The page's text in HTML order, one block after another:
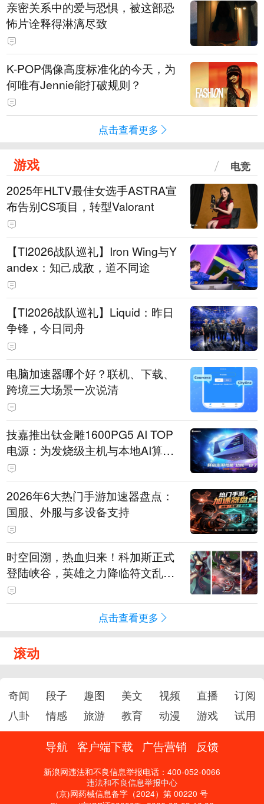
亲密关系中的爱与恐惧，被这部恐
怖片诠释得淋漓尽致
K-POP偶像高度标准化的今天，为
何唯有Jennie能打破规则？
点击查看更多
游戏 电竞
2025年HLTV最佳女选手ASTRA宣
布告别CS项目，转型Valorant
【TI2026战队巡礼】Iron Wing与Y
andex：知己成敌，道不同途
【TI2026战队巡礼】Liquid：昨日
争锋，今日同舟
电脑加速器哪个好？联机、下载、
跨境三大场景一次说清
技嘉推出钛金雕1600PG5 AI TOP
电源：为发烧级主机与本地AI算力
打造旗舰供电方案
2026年6大热门手游加速器盘点：
国服、外服与多设备支持
时空回溯，热血归来！科加斯正式
登陆峡谷，英雄之力降临符文乱
斗！
点击查看更多
滚动
奇闻 段子 趣图 美文 视频 直播
订阅
八卦
情感 旅游 教育 动漫 游戏 试用
导航 客户端下载 广告营销 反馈
新浪网违法和不良信息举报电话：400-052-0066
违法和不良信息举报中心
(京)网药械信息备字（2024）第 00220 号